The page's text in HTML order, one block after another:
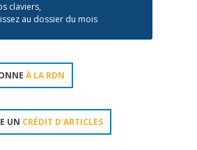
claviers,
au dossier du mois
À LA RDN
UN CRÉDIT D'ARTICLES